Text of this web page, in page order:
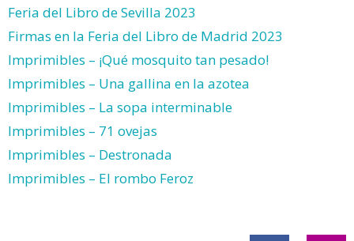
Feria del Libro de Sevilla 2023
Firmas en la Feria del Libro de Madrid 2023
Imprimibles – ¡Qué mosquito tan pesado!
Imprimibles – Una gallina en la azotea
Imprimibles – La sopa interminable
Imprimibles – 71 ovejas
Imprimibles – Destronada
Imprimibles – El rombo Feroz